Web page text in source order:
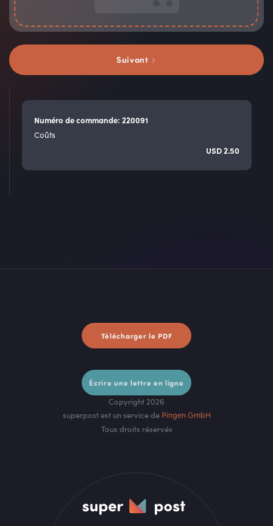
Suivant
Numéro de commande: 220091
Coûts
USD2.50
Télécharger le PDF
Écrire une lettre en ligne
Copyright 2026
superpost est un service de Pingen GmbH
Tous droits réservés